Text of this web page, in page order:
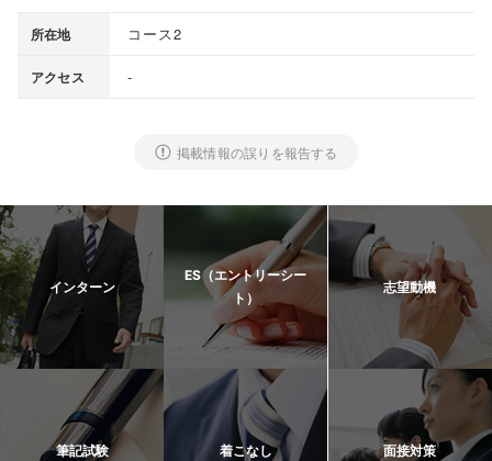
所在地 コース2
アクセス -
掲載情報の誤りを報告する
インターン
ES（エントリーシー
ト）
志望動機
筆記試験 着こなし 面接対策